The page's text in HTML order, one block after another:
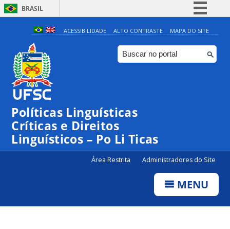
BRASIL
Simplifique!
Comunica BR
Participe
ACESSIBILIDADE ALTO CONTRASTE MAPA DO SITE
Políticas Linguísticas
Críticas e Direitos
Linguísticos – Po Li Ticas
Área Restrita Administradores do Site
MENU